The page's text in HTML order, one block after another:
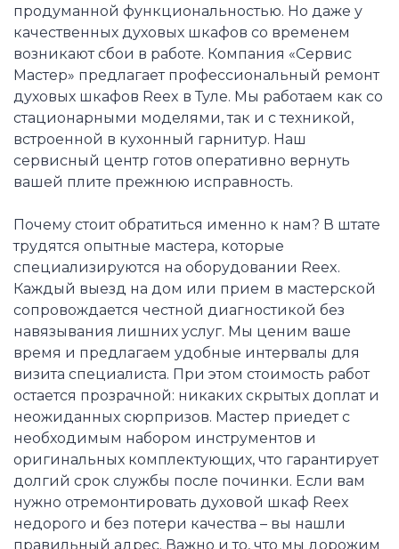
продуманной функциональностью. Но даже у
качественных духовых шкафов со временем
возникают сбои в работе. Компания «Сервис
Мастер» предлагает профессиональный ремонт
духовых шкафов Reex в Туле. Мы работаем как со
стационарными моделями, так и с техникой,
встроенной в кухонный гарнитур. Наш
сервисный центр готов оперативно вернуть
вашей плите прежнюю исправность.
Почему стоит обратиться именно к нам? В штате
трудятся опытные мастера, которые
специализируются на оборудовании Reex.
Каждый выезд на дом или прием в мастерской
сопровождается честной диагностикой без
навязывания лишних услуг. Мы ценим ваше
время и предлагаем удобные интервалы для
визита специалиста. При этом стоимость работ
остается прозрачной: никаких скрытых доплат и
неожиданных сюрпризов. Мастер приедет с
необходимым набором инструментов и
оригинальных комплектующих, что гарантирует
долгий срок службы после починки. Если вам
нужно отремонтировать духовой шкаф Reex
недорого и без потери качества – вы нашли
правильный адрес. Важно и то, что мы дорожим